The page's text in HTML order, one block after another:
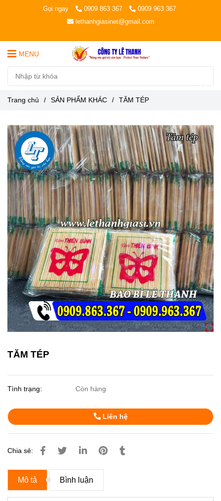
Gọi ngay 0909 863 367
0909 963 367
lethanhgiasinet@gmail.com
MENU
Trang chủ / SẢN PHẨM KHÁC / TĂM TÉP
TĂM TÉP
Tình trạng: Còn hàng
Liên hệ
Chia sẻ:
Mô tả Bình luận